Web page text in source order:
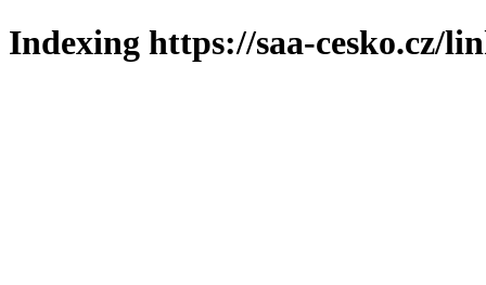
Indexing https://saa-cesko.cz/